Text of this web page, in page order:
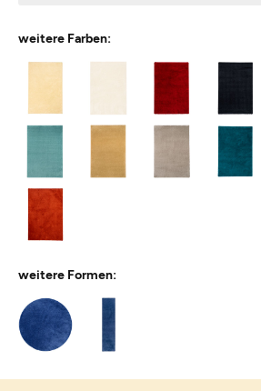
weitere Farben:
weitere Formen: